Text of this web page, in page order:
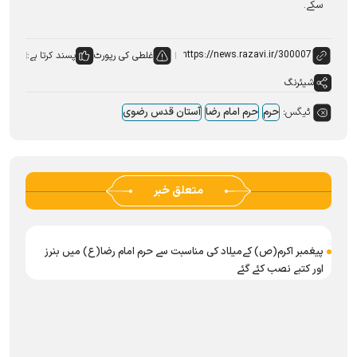
سکے۔
غلطی کی رپورٹ
پسند کرتا ہے:
شیئرنگ
ٹیگس: حرم حرم امام رضا آستان قدس رضوی
متعلق خبر
پیغمبر اکرم(ص) کےمیلاد کی مناسبت سے حرم امام رضا(ع) میں بنرز
اور کتبے نصب کئے گئے